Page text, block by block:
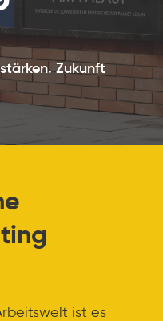
Zukunft
ist es